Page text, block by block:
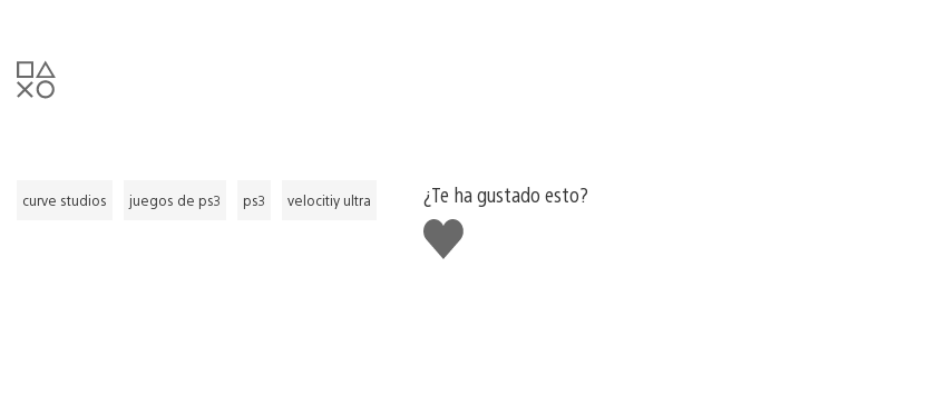
curve studios juegos de ps3 ps3 velocitiy ultra
¿Te ha gustado esto?
Me
gusta